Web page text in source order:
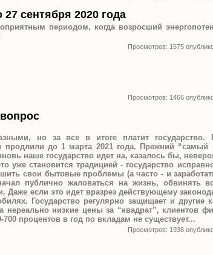
27 сентября 2020 года
периодом, когда возросший
Просмотров: 1575
Просмотров: 1466
но за все в итоге платит государство.
до 1 марта 2021 года. Прежний “самый
наше государство идет на, казалось бы,
уже становится традицией - государство
свои бытовые проблемы (а часто - и
публично жаловаться на жизнь, обвинять
Даже если это идет вразрез действующему
Государство регулярно защищает и другие
нереально низкие цены за “квадрат”, клиентов
процентов в год по вкладам не существует...
Просмотров: 1938